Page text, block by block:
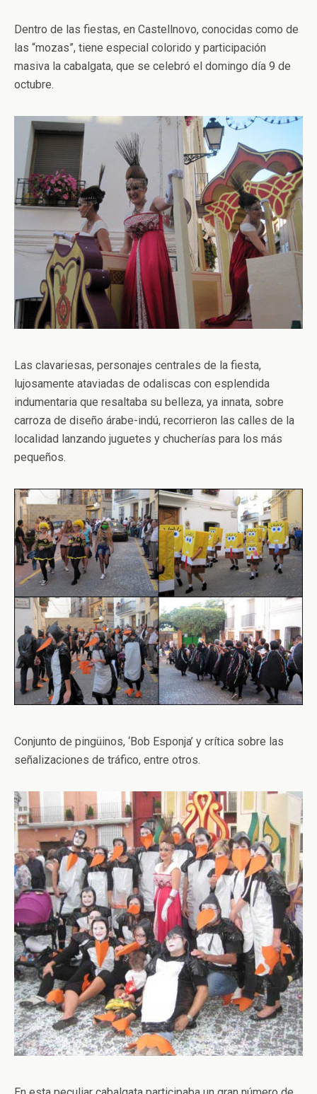
Dentro de las fiestas, en Castellnovo, conocidas como de
las “mozas”, tiene especial colorido y participación
masiva la cabalgata, que se celebró el domingo día 9 de
octubre.
Las clavariesas, personajes centrales de la fiesta,
lujosamente ataviadas de odaliscas con esplendida
indumentaria que resaltaba su belleza, ya innata, sobre
carroza de diseño árabe-indú, recorrieron las calles de la
localidad lanzando juguetes y chucherías para los más
pequeños.
Conjunto de pingüinos, ‘Bob Esponja’ y crítica sobre las
señalizaciones de tráfico, entre otros.